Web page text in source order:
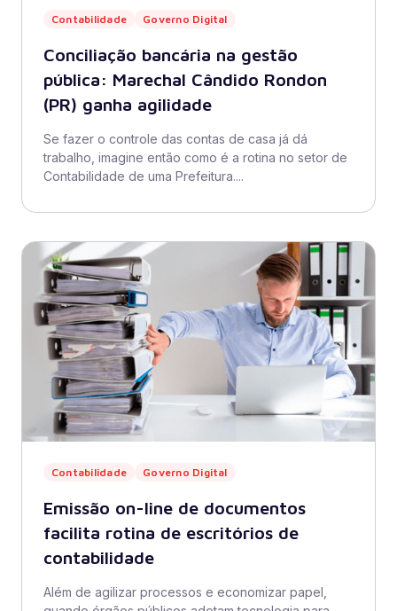
Contabilidade Governo Digital
Conciliação bancária na gestão
pública: Marechal Cândido Rondon
(PR) ganha agilidade
Se fazer o controle das contas de casa já dá
trabalho, imagine então como é a rotina no setor de
Contabilidade de uma Prefeitura....
Contabilidade Governo Digital
Emissão on-line de documentos
facilita rotina de escritórios de
contabilidade
Além de agilizar processos e economizar papel,